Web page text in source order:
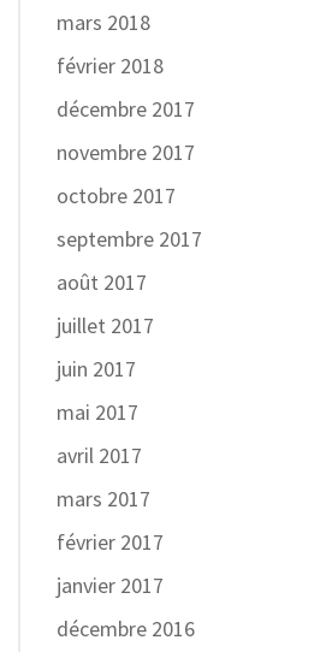
mars 2018
février 2018
décembre 2017
novembre 2017
octobre 2017
septembre 2017
août 2017
juillet 2017
juin 2017
mai 2017
avril 2017
mars 2017
février 2017
janvier 2017
décembre 2016